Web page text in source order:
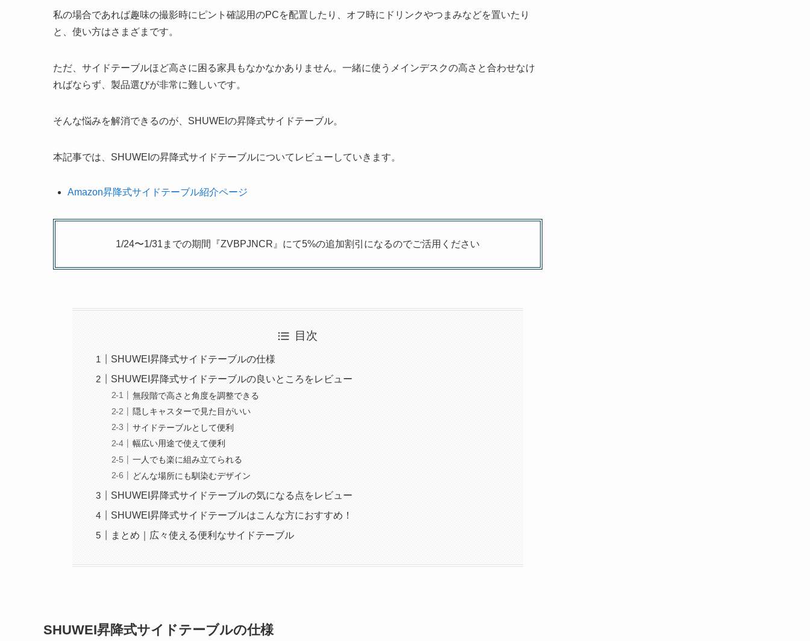
私の場合であれば趣味の撮影時にピント確認用のPCを配置したり、オフ時にドリンクやつまみなどを置いたり
と、使い方はさまざまです。
ただ、サイドテーブルほど高さに困る家具もなかなかありません。一緒に使うメインデスクの高さと合わせなけ
ればならず、製品選びが非常に難しいです。
そんな悩みを解消できるのが、SHUWEIの昇降式サイドテーブル。
本記事では、SHUWEIの昇降式サイドテーブルについてレビューしていきます。
Amazon昇降式サイドテーブル紹介ページ
1/24〜1/31までの期間『ZVBPJNCR』にて5%の追加割引になるのでご活用ください
目次
SHUWEI昇降式サイドテーブルの仕様
SHUWEI昇降式サイドテーブルの良いところをレビュー
無段階で高さと角度を調整できる
隠しキャスターで見た目がいい
サイドテーブルとして便利
幅広い用途で使えて便利
一人でも楽に組み立てられる
どんな場所にも馴染むデザイン
SHUWEI昇降式サイドテーブルの気になる点をレビュー
SHUWEI昇降式サイドテーブルはこんな方におすすめ！
まとめ｜広々使える便利なサイドテーブル
SHUWEI昇降式サイドテーブルの仕様